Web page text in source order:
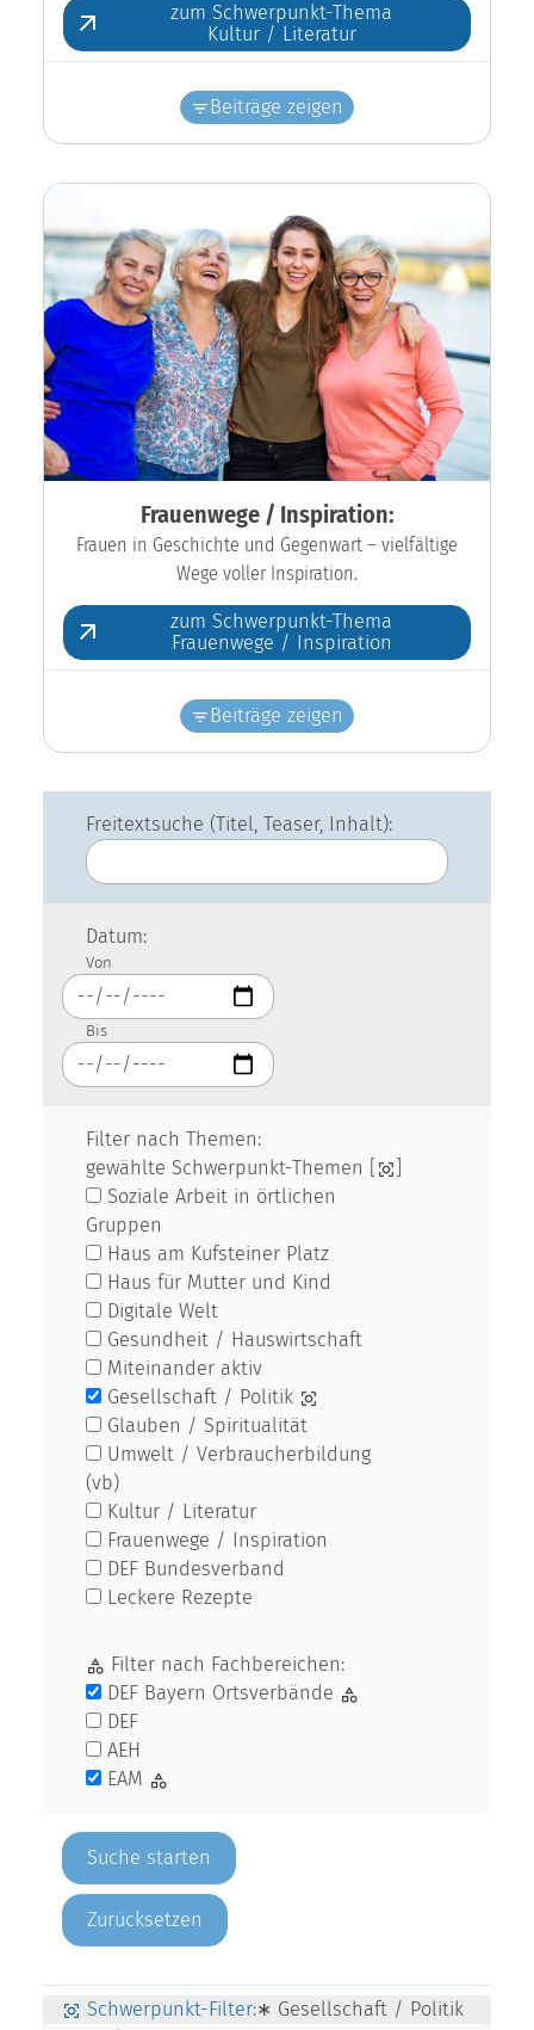
zum Schwerpunkt-Thema
Kultur / Literatur
Beiträge zeigen
Frauenwege / Inspiration:
Frauen in Geschichte und Gegenwart – vielfältige
Wege voller Inspiration.
zum Schwerpunkt-Thema
Frauenwege / Inspiration
Beiträge zeigen
Freitextsuche (Titel, Teaser, Inhalt):
Datum:
Von
Bis
Filter nach Themen:
gewählte Schwerpunkt-Themen [
Soziale Arbeit in örtlichen
Gruppen
Haus am Kufsteiner Platz
Haus für Mutter und Kind
Digitale Welt
Gesundheit / Hauswirtschaft
Miteinander aktiv
Gesellschaft / Politik
Glauben / Spiritualität
Umwelt / Verbraucherbildung
(vb)
Kultur / Literatur
Frauenwege / Inspiration
DEF Bundesverband
Leckere Rezepte
Filter nach Fachbereichen:
DEF Bayern Ortsverbände
DEF
AEH
EAM
Zurücksetzen
Schwerpunkt-Filter:∗ Gesellschaft / Politik